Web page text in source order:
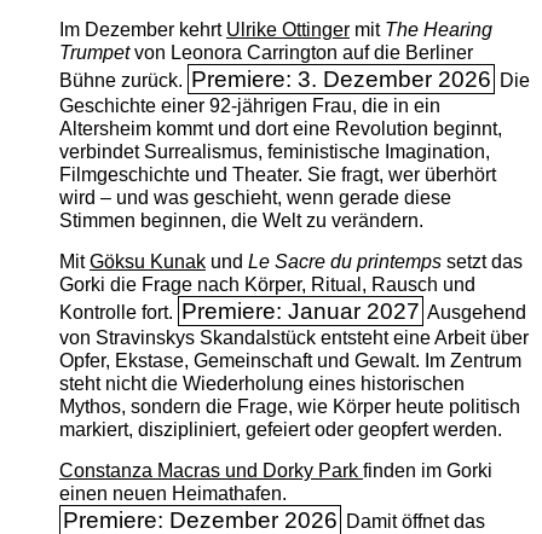
Im Dezember kehrt Ulrike Ottingermit The ­Hearing
Trumpetvon Leonora Carrington auf die Berliner
Bühne zurück. Premiere: 3. Dezember 2026 Die
Geschichte einer 92-jährigen Frau, die in ein
Altersheim kommt und dort eine Revolution beginnt,
verbindet Surrealismus, feministische Imagination,
Filmgeschichte und Theater. Sie fragt, wer überhört
wird – und was geschieht, wenn gerade diese
Stimmen beginnen, die Welt zu verändern.
MitGöksu Kunakund Le Sacre du printempssetzt das
Gorki die Frage nach Körper, Ritual, Rausch und
Kontrolle fort. Premiere: Januar 2027 Ausgehend
von Stravinskys Skandalstück entsteht eine Arbeit über
Opfer, Ekstase, Gemeinschaft und Gewalt. Im Zentrum
steht nicht die Wiederholung eines historischen
Mythos, sondern die Frage, wie Körper heute politisch
markiert, diszipliniert, gefeiert oder geopfert werden.
Constanza Macras und Dorky Park finden im Gorki
einen neuen Heimathafen.
Premiere: Dezember 2026 Damit öffnet das